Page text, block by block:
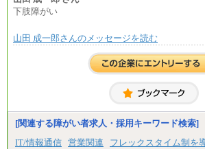
※試用期間中も給与に変更はご
基本月給／20万5000円以上(正
いたします
※自己成長支援金(10,000円
※別途、Workstyle支援金(月
下肢障がい
山田 成一郎さんのメッセージを読む
[関連する障がい者求人・採用キーワード検索]
IT/情報通信 営業関連 フレックスタイム制を